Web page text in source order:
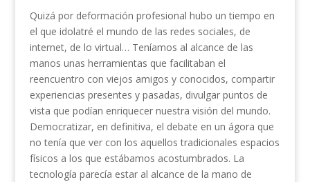
Quizá por deformación profesional hubo un tiempo en
el que idolatré el mundo de las redes sociales, de
internet, de lo virtual… Teníamos al alcance de las
manos unas herramientas que facilitaban el
reencuentro con viejos amigos y conocidos, compartir
experiencias presentes y pasadas, divulgar puntos de
vista que podían enriquecer nuestra visión del mundo.
Democratizar, en definitiva, el debate en un ágora que
no tenía que ver con los aquellos tradicionales espacios
físicos a los que estábamos acostumbrados. La
tecnología parecía estar al alcance de la mano de